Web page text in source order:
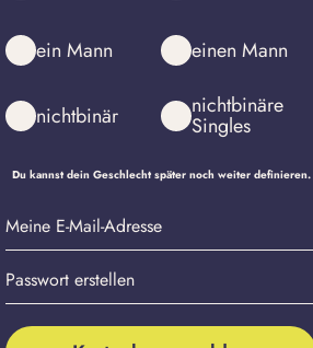
ein Mann
nichtbinär
einen Mann
nichtbinäre
Singles
Du kannst dein Geschlecht später noch weiter definieren.
Meine
E-
Mail-
Adresse
Passwort
erstellen